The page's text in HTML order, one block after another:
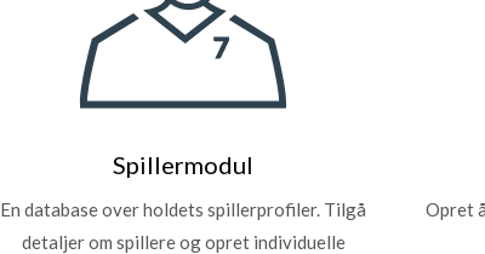
Spillermodul
En database over holdets spillerprofiler. Tilgå
detaljer om spillere og opret individuelle
Opret